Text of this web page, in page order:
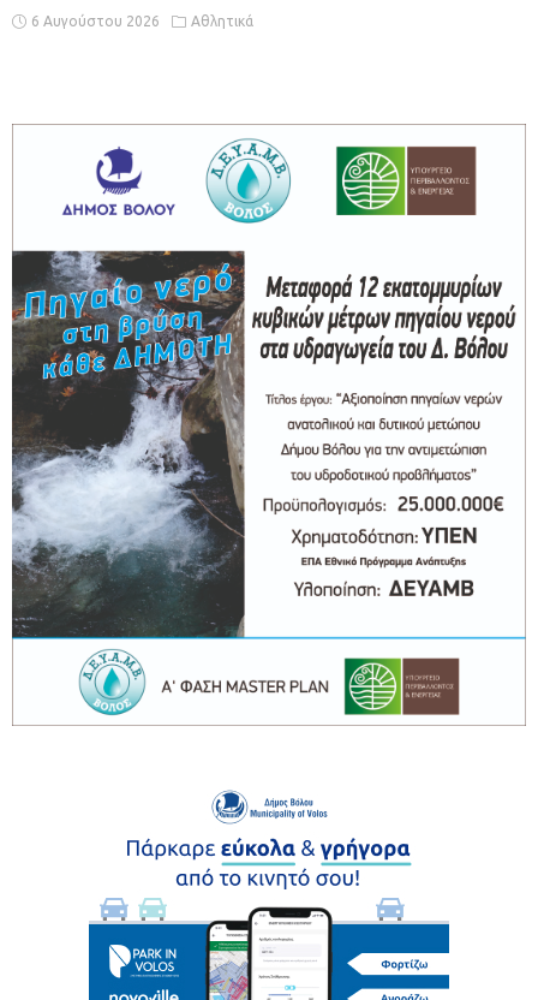
6 Αυγούστου 2026 Αθλητικά